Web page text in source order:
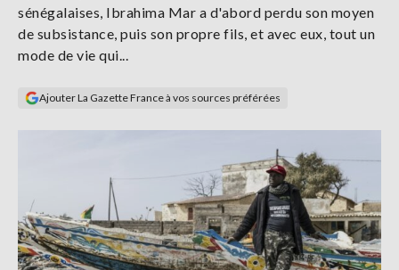
Se
connecter
S'abonner
sénégalaises, Ibrahima Mar a d'abord perdu son moyen
de subsistance, puis son propre fils, et avec eux, tout un
mode de vie qui...
Ajouter La Gazette France à vos sources préférées